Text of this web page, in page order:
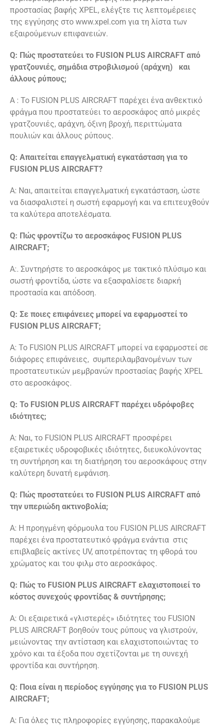
προστασίας βαφής XPEL, ελέγξτε τις λεπτομέρειες
της εγγύησης στο www.xpel.com για τη λίστα των
εξαιρούμενων επιφανειών.
Q: Πώς προστατεύει το FUSION PLUS AIRCRAFT από
γρατζουνιές, σημάδια στροβιλισμού (αράχνη) και
άλλους ρύπους;
A : Το FUSION PLUS AIRCRAFT παρέχει ένα ανθεκτικό
φράγμα που προστατεύει το αεροσκάφος από μικρές
γρατζουνιές, αράχνη, όξινη βροχή, περιττώματα
πουλιών και άλλους ρύπους.
Q: Απαιτείται επαγγελματική εγκατάσταση για το
FUSION PLUS AIRCRAFT?
A: Ναι, απαιτείται επαγγελματική εγκατάσταση, ώστε
να διασφαλιστεί η σωστή εφαρμογή και να επιτευχθούν
τα καλύτερα αποτελέσματα.
Q: Πώς φροντίζω το αεροσκάφος FUSION PLUS
AIRCRAFT;
A:. Συντηρήστε το αεροσκάφος με τακτικό πλύσιμο και
σωστή φροντίδα, ώστε να εξασφαλίσετε διαρκή
προστασία και απόδοση.
Q: Σε ποιες επιφάνειες μπορεί να εφαρμοστεί το
FUSION PLUS AIRCRAFT;
A: Το FUSION PLUS AIRCRAFT μπορεί να εφαρμοστεί σε
διάφορες επιφάνειες, συμπεριλαμβανομένων των
προστατευτικών μεμβρανών προστασίας βαφής XPEL
στο αεροσκάφος.
Q: Το FUSION PLUS AIRCRAFT παρέχει υδρόφοβες
ιδιότητες;
A: Ναι, το FUSION PLUS AIRCRAFT προσφέρει
εξαιρετικές υδροφοβικές ιδιότητες, διευκολύνοντας
τη συντήρηση και τη διατήρηση του αεροσκάφους στην
καλύτερη δυνατή εμφάνιση.
Q: Πώς προστατεύει το FUSION PLUS AIRCRAFT από
την υπεριώδη ακτινοβολία;
A: Η προηγμένη φόρμουλα του FUSION PLUS AIRCRAFT
παρέχει ένα προστατευτικό φράγμα ενάντια στις
επιβλαβείς ακτίνες UV, αποτρέποντας τη φθορά του
χρώματος και του φιλμ στο αεροσκάφος.
Q: Πώς το FUSION PLUS AIRCRAFT ελαχιστοποιεί το
κόστος συνεχούς φροντίδας & συντήρησης;
A: Οι εξαιρετικά «γλιστερές» ιδιότητες του FUSION
PLUS AIRCRAFT βοηθούν τους ρύπους να γλιστρούν,
μειώνοντας την αντίσταση και ελαχιστοποιώντας το
χρόνο και τα έξοδα που σχετίζονται με τη συνεχή
φροντίδα και συντήρηση.
Q: Ποια είναι η περίοδος εγγύησης για το FUSION PLUS
AIRCRAFT;
A: Για όλες τις πληροφορίες εγγύησης, παρακαλούμε